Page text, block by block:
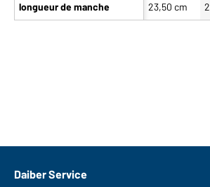
longueur de manche 23,50 cm
Daiber Service